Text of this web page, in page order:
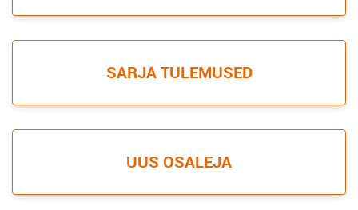
SARJA TULEMUSED
UUS OSALEJA